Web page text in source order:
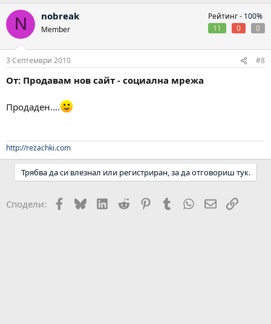
N nobreak
Member
Рейтинг - 100%
11
0 0
3 Септември 2010 #8
От: Продавам нов сайт - социална мрежа
Продаден....
http://rezachki.com
Трябва да си влезнал или регистриран, за да отговориш тук.
Сподели: Facebook
BlueskyLinkedIn
Reddit PinterestTumblr WhatsApp
EmailLink